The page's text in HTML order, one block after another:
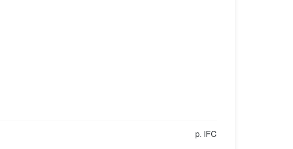
p. IFC